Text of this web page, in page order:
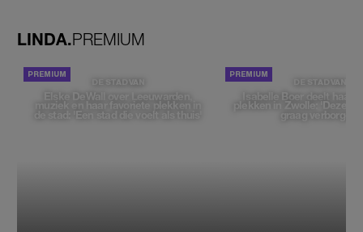
LINDA.PREMIUM
DE STAD VAN
Elske DeWall over Leeuwarden,
muziek en haar favoriete plekken in
de stad: 'Een stad die voelt als thuis'
DE STAD VAN
Isabelle Boer deelt haar
plekken in Zwolle: 'Deze
graag verborgen'